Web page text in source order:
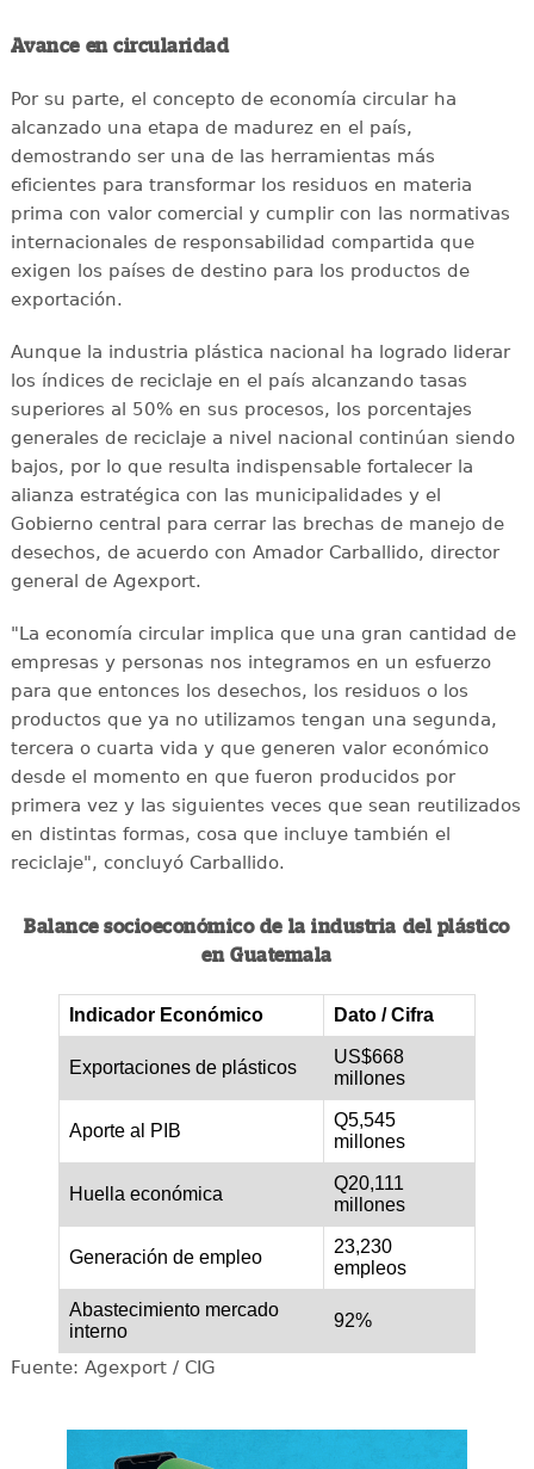
Avance en circularidad
Por su parte, el concepto de economía circular ha
alcanzado una etapa de madurez en el país,
demostrando ser una de las herramientas más
eficientes para transformar los residuos en materia
prima con valor comercial y cumplir con las normativas
internacionales de responsabilidad compartida que
exigen los países de destino para los productos de
exportación.
Aunque la industria plástica nacional ha logrado liderar
los índices de reciclaje en el país alcanzando tasas
superiores al 50% en sus procesos, los porcentajes
generales de reciclaje a nivel nacional continúan siendo
bajos, por lo que resulta indispensable fortalecer la
alianza estratégica con las municipalidades y el
Gobierno central para cerrar las brechas de manejo de
desechos, de acuerdo con Amador Carballido, director
general de Agexport.
"La economía circular implica que una gran cantidad de
empresas y personas nos integramos en un esfuerzo
para que entonces los desechos, los residuos o los
productos que ya no utilizamos tengan una segunda,
tercera o cuarta vida y que generen valor económico
desde el momento en que fueron producidos por
primera vez y las siguientes veces que sean reutilizados
en distintas formas, cosa que incluye también el
reciclaje", concluyó Carballido.
Balance socioeconómico de la industria del plástico
en Guatemala
Indicador Económico Dato / Cifra
Exportaciones de plásticos
US$668
millones
Aporte al PIB
Q5,545
millones
Huella económica
Q20,111
millones
Generación de empleo
23,230
empleos
Abastecimiento mercado
interno
92%
Fuente: Agexport / CIG